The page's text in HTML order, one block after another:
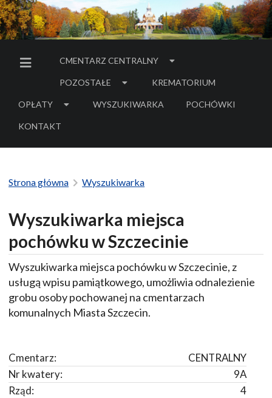
MENU BOCZNE
CMENTARZ CENTRALNY
POZOSTAŁE KREMATORIUM
OPŁATY WYSZUKIWARKA POCHÓWKI
- LINK DO SERWISU
KONTAKT
Strona główna Wyszukiwarka
Wyszukiwarka miejsca
pochówku w Szczecinie
Wyszukiwarka miejsca pochówku w Szczecinie, z
usługą wpisu pamiątkowego, umożliwia odnalezienie
grobu osoby pochowanej na cmentarzach
komunalnych Miasta Szczecin.
CENTRALNY
Cmentarz:
9A
Nr kwatery:
4
Rząd: